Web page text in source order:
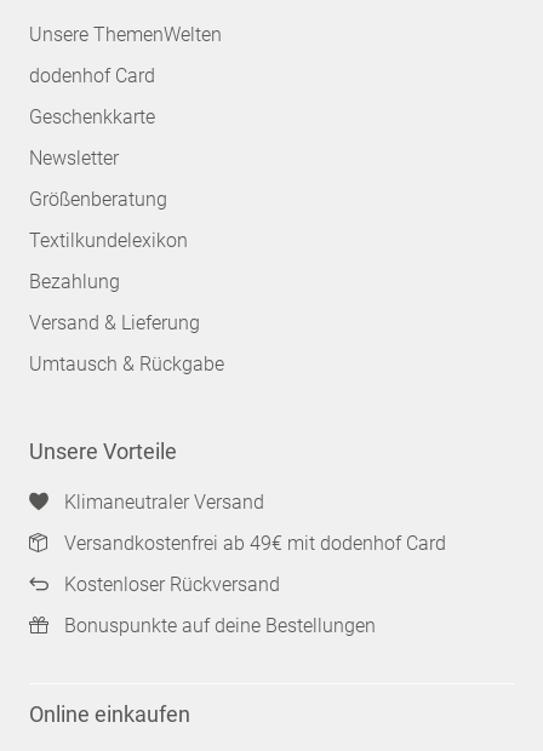
Unsere ThemenWelten
dodenhof Card
Geschenkkarte
Newsletter
Größenberatung
Textilkundelexikon
Bezahlung
Versand & Lieferung
Umtausch & Rückgabe
Unsere Vorteile
Klimaneutraler Versand
Versandkostenfrei ab 49€ mit dodenhof Card
Kostenloser Rückversand
Bonuspunkte auf deine Bestellungen
Online einkaufen